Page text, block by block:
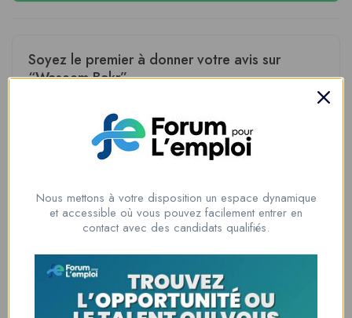
Soyez le premier à donner votre avis sur
“Waseem Bakr”
Vous devez êtreconnecté
Genre Male
E-mail j4237202@gmail.com
Numéro de téléphone 021111000234
Nous mettons à votre disposition un espace dynamique
et accessible où vous pouvez facilement entrer en
contact avec des candidats qualifiés.